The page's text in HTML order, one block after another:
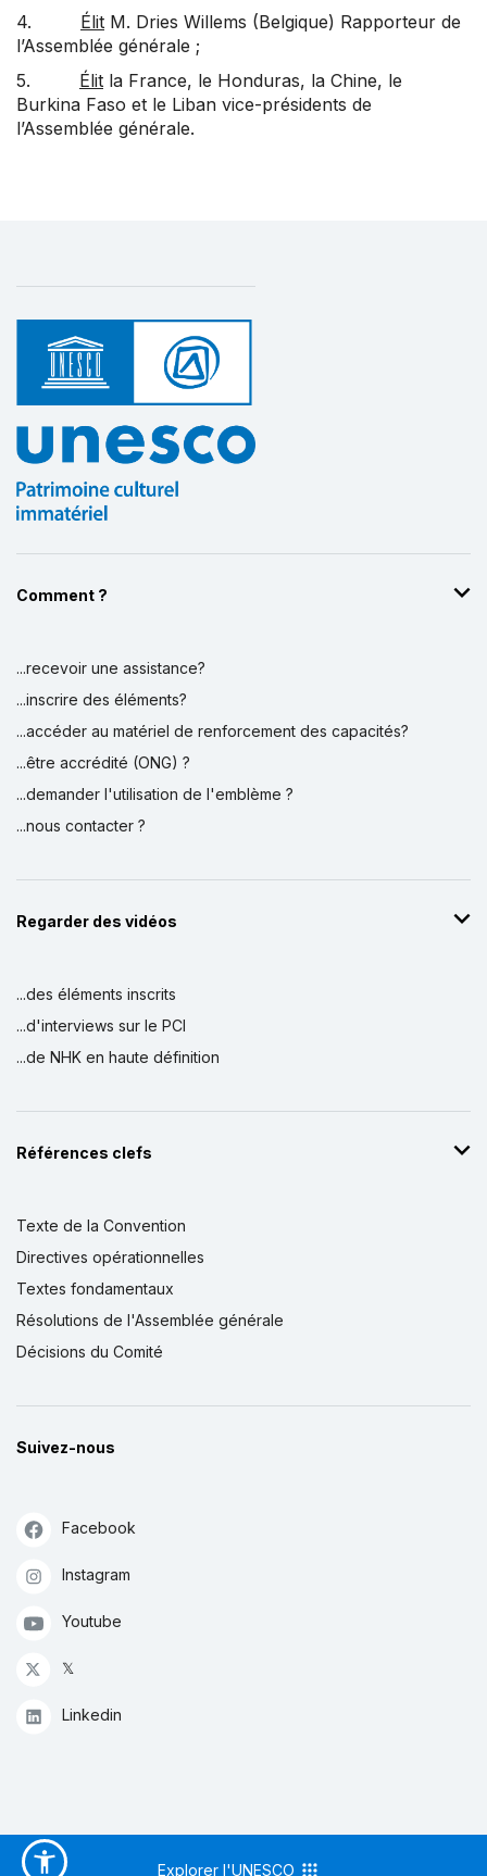
4. Élit M. Dries Willems (Belgique) Rapporteur de
l’Assemblée générale ;
5. Élit la France, le Honduras, la Chine, le
Burkina Faso et le Liban vice-présidents de
l’Assemblée générale.
Comment ?
...recevoir une assistance?
...inscrire des éléments?
...accéder au matériel de renforcement des capacités?
...être accrédité (ONG) ?
...demander l'utilisation de l'emblème ?
...nous contacter ?
Regarder des vidéos
...des éléments inscrits
...d'interviews sur le PCI
...de NHK en haute définition
Références clefs
Texte de la Convention
Directives opérationnelles
Textes fondamentaux
Résolutions de l'Assemblée générale
Décisions du Comité
Suivez-nous
Facebook
Instagram
Youtube
𝕏
Linkedin
Explorer l'UNESCO